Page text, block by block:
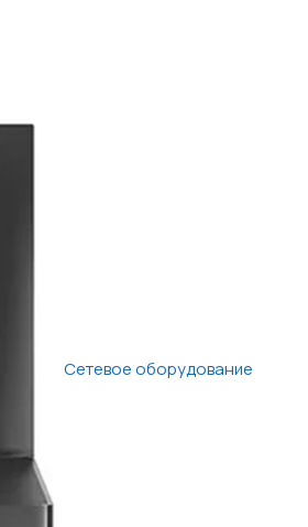
Сетевое оборудование